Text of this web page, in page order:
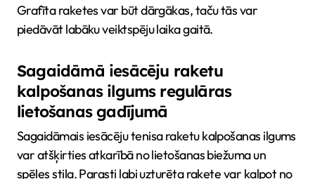
Grafīta raketes var būt dārgākas, taču tās var
piedāvāt labāku veiktspēju laika gaitā.
Sagaidāmā iesācēju raketu
kalpošanas ilgums regulāras
lietošanas gadījumā
Sagaidāmais iesācēju tenisa raketu kalpošanas ilgums
var atšķirties atkarībā no lietošanas biežuma un
spēles stila. Parasti labi uzturēta rakete var kalpot no